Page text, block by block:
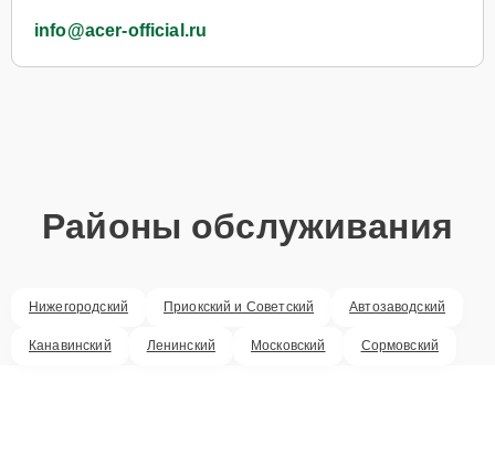
info@acer-official.ru
Районы обслуживания
Нижегородский Приокский и Советский Автозаводский
Канавинский Ленинский Московский Сормовский